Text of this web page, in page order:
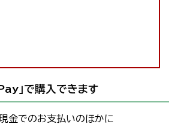
」で購入できます
現金でのお支払いのほかに